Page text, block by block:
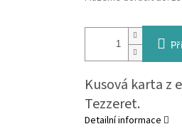
Kusová karta z
Tezzeret.
Detailní informace